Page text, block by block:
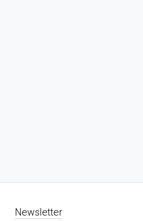
Newsletter